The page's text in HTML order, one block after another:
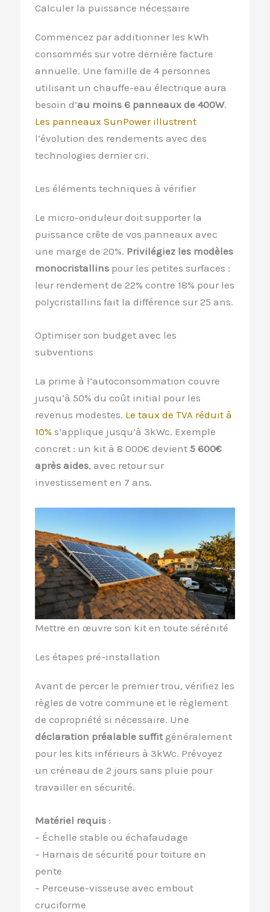
Calculer la puissance nécessaire
Commencez par additionner les kWh
consommés sur votre dernière facture
annuelle. Une famille de 4 personnes
utilisant un chauffe-eau électrique aura
besoin d’au moins 6 panneaux de 400W.
Les panneaux SunPower illustrent
l’évolution des rendements avec des
technologies dernier cri.
Les éléments techniques à vérifier
Le micro-onduleur doit supporter la
puissance crête de vos panneaux avec
une marge de 20%. Privilégiez les modèles
monocristallins pour les petites surfaces :
leur rendement de 22% contre 18% pour les
polycristallins fait la différence sur 25 ans.
Optimiser son budget avec les
subventions
La prime à l’autoconsommation couvre
jusqu’à 50% du coût initial pour les
revenus modestes. Le taux de TVA réduit à
10% s’applique jusqu’à 3kWc. Exemple
concret : un kit à 8 000€ devient 5 600€
après aides, avec retour sur
investissement en 7 ans.
Mettre en œuvre son kit en toute sérénité
Les étapes pré-installation
Avant de percer le premier trou, vérifiez les
règles de votre commune et le règlement
de copropriété si nécessaire. Une
déclaration préalable suffitgénéralement
pour les kits inférieurs à 3kWc. Prévoyez
un créneau de 2 jours sans pluie pour
travailler en sécurité.
Matériel requis :
– Échelle stable ou échafaudage
– Harnais de sécurité pour toiture en
pente
– Perceuse-visseuse avec embout
cruciforme